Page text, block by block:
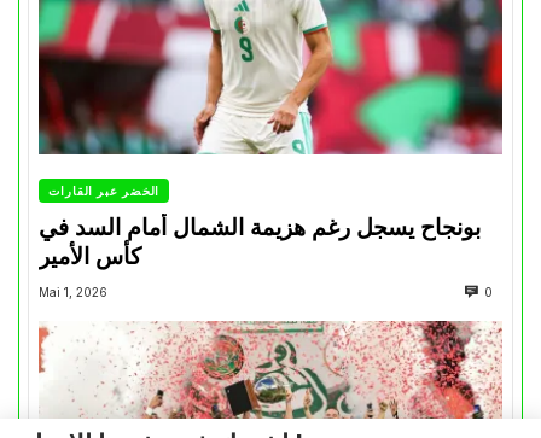
الخضر عبر القارات
بونجاح يسجل رغم هزيمة الشمال أمام السد في
كأس الأمير
Mai 1, 2026 0